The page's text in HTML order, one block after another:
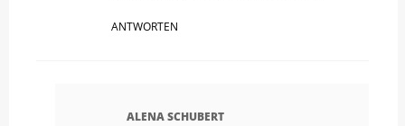
ANTWORTEN
ALENA SCHUBERT